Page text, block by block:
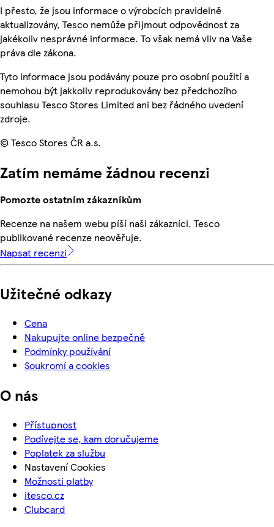
I přesto, že jsou informace o výrobcích pravidelně
aktualizovány, Tesco nemůže přijmout odpovědnost za
jakékoliv nesprávné informace. To však nemá vliv na Vaše
práva dle zákona.
Tyto informace jsou podávány pouze pro osobní použití a
nemohou být jakkoliv reprodukovány bez předchozího
souhlasu Tesco Stores Limited ani bez řádného uvedení
zdroje.
© Tesco Stores ČR a.s.
Zatím nemáme žádnou recenzi
Pomozte ostatním zákazníkům
Recenze na našem webu píší naši zákazníci. Tesco
publikované recenze neověřuje.
Napsat recenzi
Užitečné odkazy
Cena
Nakupujte online bezpečně
Podmínky používání
Soukromí a cookies
O nás
Přístupnost
Podívejte se, kam doručujeme
Poplatek za službu
Nastavení Cookies
Možnosti platby
itesco.cz
Clubcard